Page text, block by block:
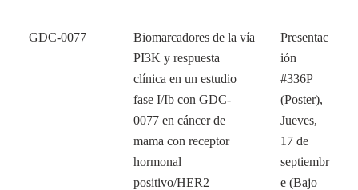
GDC-0077
Biomarcadores de la vía
PI3K y respuesta
clínica en un estudio
fase I/Ib con GDC-
0077 en cáncer de
mama con receptor
hormonal
positivo/HER2
Presentac
ión
#336P
(Poster),
Jueves,
17 de
septiembr
e (Bajo